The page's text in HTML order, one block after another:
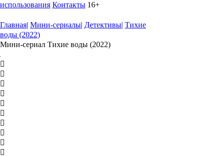
использования Контакты 16+
Главная| Мини-сериалы| Детективы| Тихие
воды (2022)
Мини-сериал Тихие воды (2022)